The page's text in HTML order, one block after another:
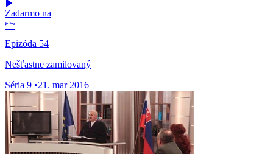
Zadarmo na
Epizóda 54
Nešťastne zamilovaný
Séria 9 •21. mar 2016